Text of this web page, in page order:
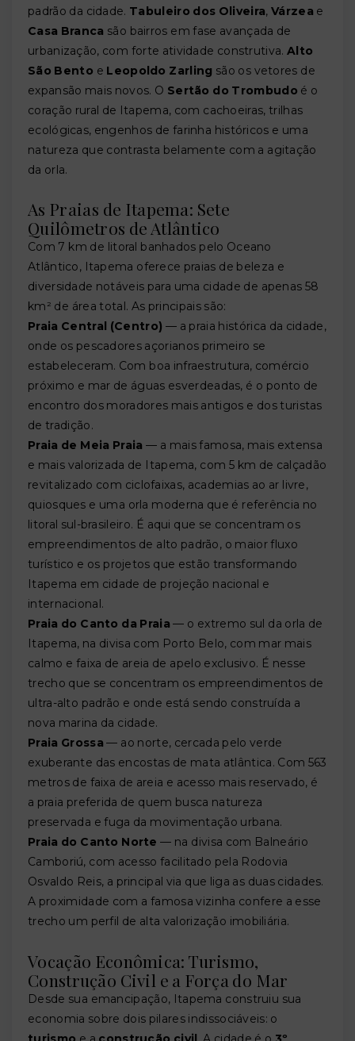
padrão da cidade. Tabuleiro dos Oliveira,Várzea e
Casa Branca são bairros em fase avançada de
urbanização, com forte atividade construtiva.Alto
São Bento e Leopoldo Zarling são os vetores de
expansão mais novos. O Sertão do Trombudo é o
coração rural de Itapema, com cachoeiras, trilhas
ecológicas, engenhos de farinha históricos e uma
natureza que contrasta belamente com a agitação
da orla.
As Praias de Itapema: Sete
Quilômetros de Atlântico
Com 7 km de litoral banhados pelo Oceano
Atlântico, Itapema oferece praias de beleza e
diversidade notáveis para uma cidade de apenas 58
km² de área total. As principais são:
Praia Central (Centro) — a praia histórica da cidade,
onde os pescadores açorianos primeiro se
estabeleceram. Com boa infraestrutura, comércio
próximo e mar de águas esverdeadas, é o ponto de
encontro dos moradores mais antigos e dos turistas
de tradição.
Praia de Meia Praia — a mais famosa, mais extensa
e mais valorizada de Itapema, com 5 km de calçadão
revitalizado com ciclofaixas, academias ao ar livre,
quiosques e uma orla moderna que é referência no
litoral sul-brasileiro. É aqui que se concentram os
empreendimentos de alto padrão, o maior fluxo
turístico e os projetos que estão transformando
Itapema em cidade de projeção nacional e
internacional.
Praia do Canto da Praia — o extremo sul da orla de
Itapema, na divisa com Porto Belo, com mar mais
calmo e faixa de areia de apelo exclusivo. É nesse
trecho que se concentram os empreendimentos de
ultra-alto padrão e onde está sendo construída a
nova marina da cidade.
Praia Grossa — ao norte, cercada pelo verde
exuberante das encostas de mata atlântica. Com 563
metros de faixa de areia e acesso mais reservado, é
a praia preferida de quem busca natureza
preservada e fuga da movimentação urbana.
Praia do Canto Norte — na divisa com Balneário
Camboriú, com acesso facilitado pela Rodovia
Osvaldo Reis, a principal via que liga as duas cidades.
A proximidade com a famosa vizinha confere a esse
trecho um perfil de alta valorização imobiliária.
Vocação Econômica: Turismo,
Construção Civil e a Força do Mar
Desde sua emancipação, Itapema construiu sua
economia sobre dois pilares indissociáveis: o